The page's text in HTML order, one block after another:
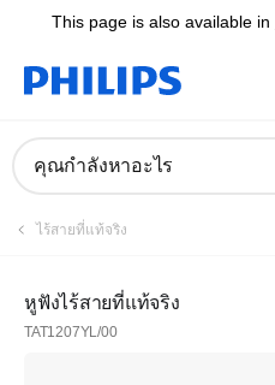
This page is also available in
คุณกำลังหาอะไร
ไร้สายที่แท้จริง
หูฟังไร้สายที่แท้จริง
TAT1207YL/00